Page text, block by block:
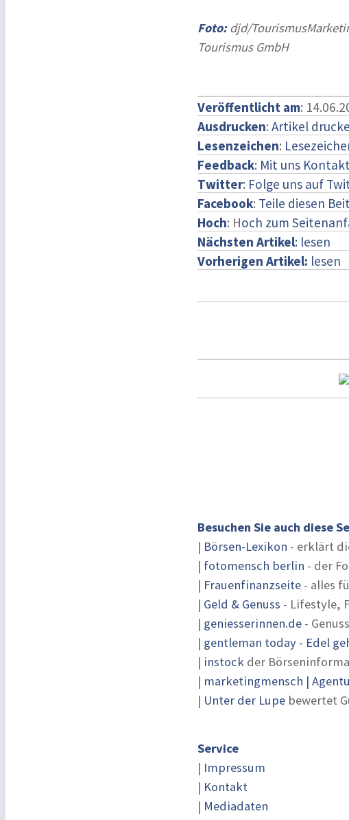
Foto:djd/
Tourismus GmbH
Veröffentlicht am:
Ausdrucken: Artikel
Lesenzeichen:
Feedback: Mit uns
Twitter: Folge uns auf
Facebook: Teile diesen
Hoch: Hoch zum
Nächsten Artikel: lesen
Vorherigen Artikel: lesen
Besuchen Sie auch diese
| Börsen-Lexikon - erklärt
| fotomensch berlin - der
| Frauenfinanzseite - alles
| Geld & Genuss - Lifestyle,
| geniesserinnen.de -
| gentleman today - Edel
| instock der
| marketingmensch |
| Unter der Lupe bewertet
Service
| Impressum
| Kontakt
| Mediadaten